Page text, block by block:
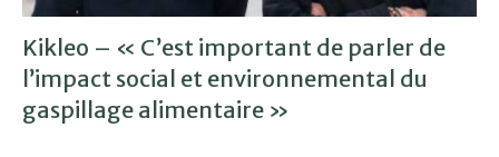
Kikleo – « C’est important de parler de
l’impact social et environnemental du
gaspillage alimentaire »